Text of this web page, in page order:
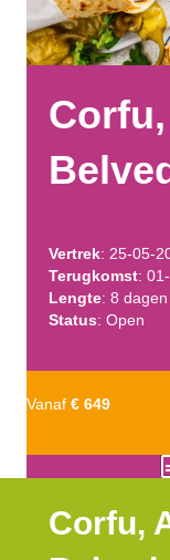
Vertrek: 25-05-
Terugkomst:
Lengte: 8 dagen
Status: Open
Vanaf € 649
Corfu,